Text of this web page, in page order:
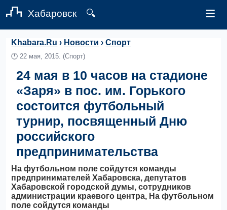
Хабаровск 🔍 ≡
Khabara.Ru › Новости ›Спорт
🕛22 мая, 2015. (Спорт)
24 мая в 10 часов на стадионе
«Заря» в пос. им. Горького
состоится футбольный
турнир, посвященный Дню
российского
предпринимательства
На футбольном поле сойдутся команды
предпринимателей Хабаровска, депутатов
Хабаровской городской думы, сотрудников
администрации краевого центра, На футбольном
поле сойдутся команды